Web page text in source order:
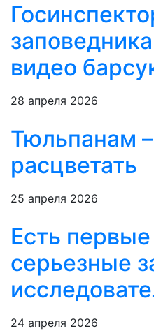
видео
28 апреля 2026
Тюльпанам
расцветать
25 апреля 2026
Есть
серьезные
24 апреля 2026